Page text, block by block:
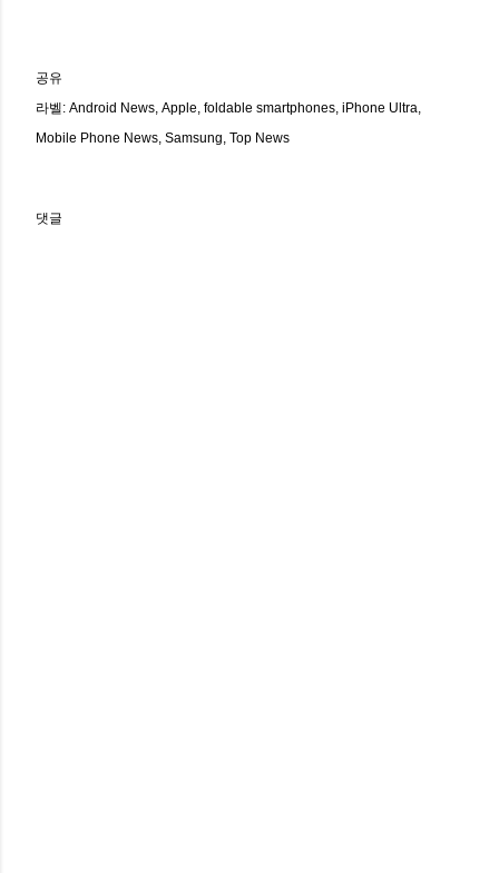
공유
라벨: Android News Apple foldable smartphones iPhone Ultra
Mobile Phone News Samsung Top News
댓글